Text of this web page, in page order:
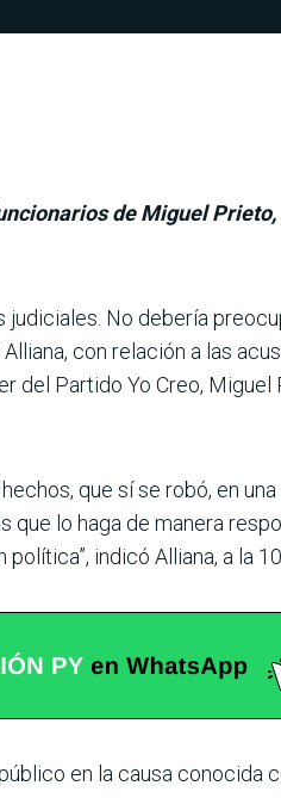
de Miguel
No debería
con relación a las
del Partido Yo Creo, Miguel
que sí se robó, en
lo haga de manera
indicó Alliana, a la
en la causa conocida